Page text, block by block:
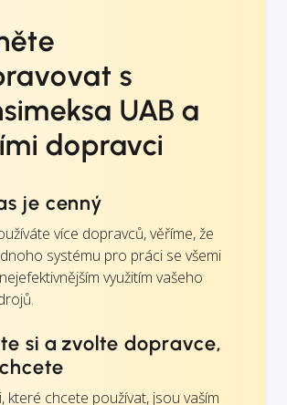
s
UAB a
dopravci
je cenný
více dopravců, věříme, že
systému pro práci se všemi
využitím vašeho
si a zvolte dopravce,
které chcete používat, jsou vaším